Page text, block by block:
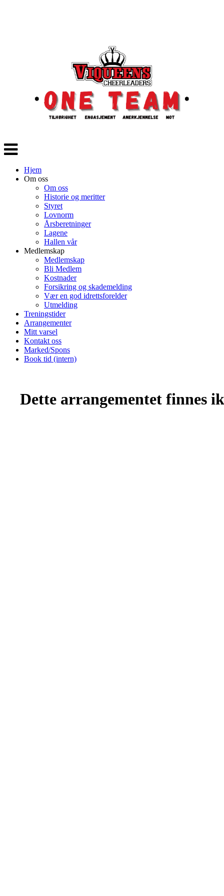
Veksle
navigasjon
Hjem
Om oss
Om oss
Historie og meritter
Styret
Lovnorm
Årsberetninger
Lagene
Hallen vår
Medlemskap
Medlemskap
Bli Medlem
Kostnader
Forsikring og skademelding
Vær en god idrettsforelder
Utmelding
Treningstider
Arrangementer
Mitt varsel
Kontakt oss
Marked/Spons
Book tid (intern)
Dette arrangementet finnes